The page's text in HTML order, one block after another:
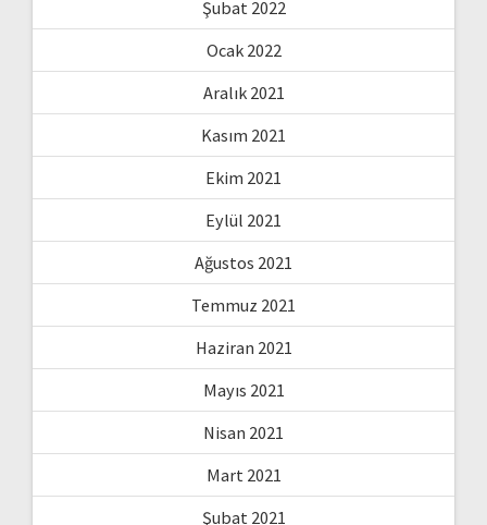
Şubat 2022
Ocak 2022
Aralık 2021
Kasım 2021
Ekim 2021
Eylül 2021
Ağustos 2021
Temmuz 2021
Haziran 2021
Mayıs 2021
Nisan 2021
Mart 2021
Şubat 2021